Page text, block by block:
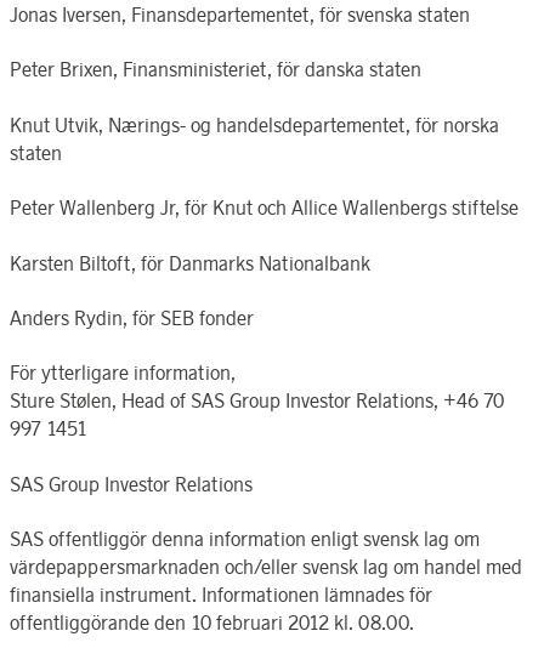
Jonas Iversen, Finansdepartementet, för svenska staten
Peter Brixen, Finansministeriet, för danska staten
Knut Utvik, Nærings- og handelsdepartementet, för norska
staten
Peter Wallenberg Jr, för Knut och Allice Wallenbergs stiftelse
Karsten Biltoft, för Danmarks Nationalbank
Anders Rydin, för SEB fonder
För ytterligare information,
Sture Stølen, Head of SAS Group Investor Relations, +46 70
997 1451
SAS Group Investor Relations
SAS offentliggör denna information enligt svensk lag om
värdepappersmarknaden och/eller svensk lag om handel med
finansiella instrument. Informationen lämnades för
offentliggörande den 10 februari 2012 kl. 08.00.